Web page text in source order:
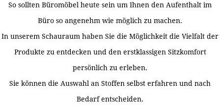
So sollten Büromöbel heute sein um Ihnen den Aufenthalt im
Büro so angenehm wie möglich zu machen.
In unserem Schauraum haben Sie die Möglichkeit die Vielfalt der
Produkte zu entdecken und den erstklassigen Sitzkomfort
persönlich zu erleben.
Sie können die Auswahl an Stoffen selbst erfahren und nach
Bedarf entscheiden.